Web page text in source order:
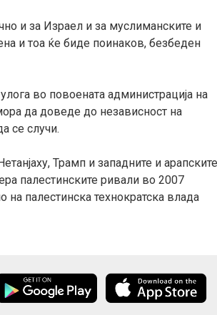
и за Израел и за муслиманските и
и тоа ќе биде поинаков, безбеден
во повоената администрација на
да доведе до независност на
се случи.
Трамп и западните и арапските
палестинските ривали во 2007
на палестинска технократска влада